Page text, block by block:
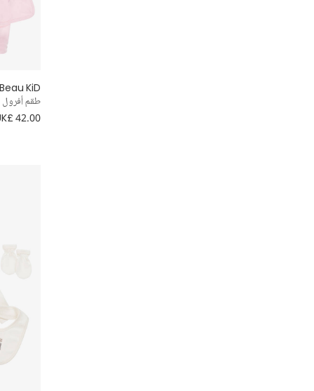
Beau KiD
طقم أفرول
42.00